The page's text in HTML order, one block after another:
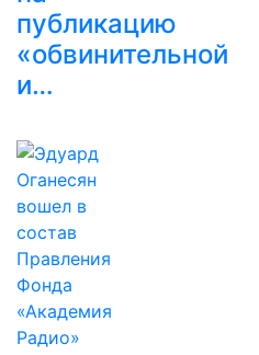
публикацию
«обвинительной
и…